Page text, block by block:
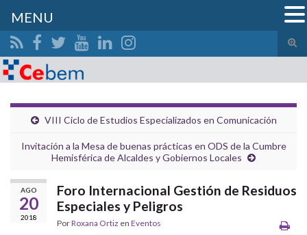
el
Search for:
VIII Ciclo de Estudios Especializados en Comunicación
Invitación a la Mesa de buenas prácticas en ODS de la Cumbre
Hemisférica de Alcaldes y Gobiernos Locales
AGO
20
2018
Foro Internacional Gestión de Residuos
Especiales y Peligros
PorRoxana Ortiz en Eventos
MENU